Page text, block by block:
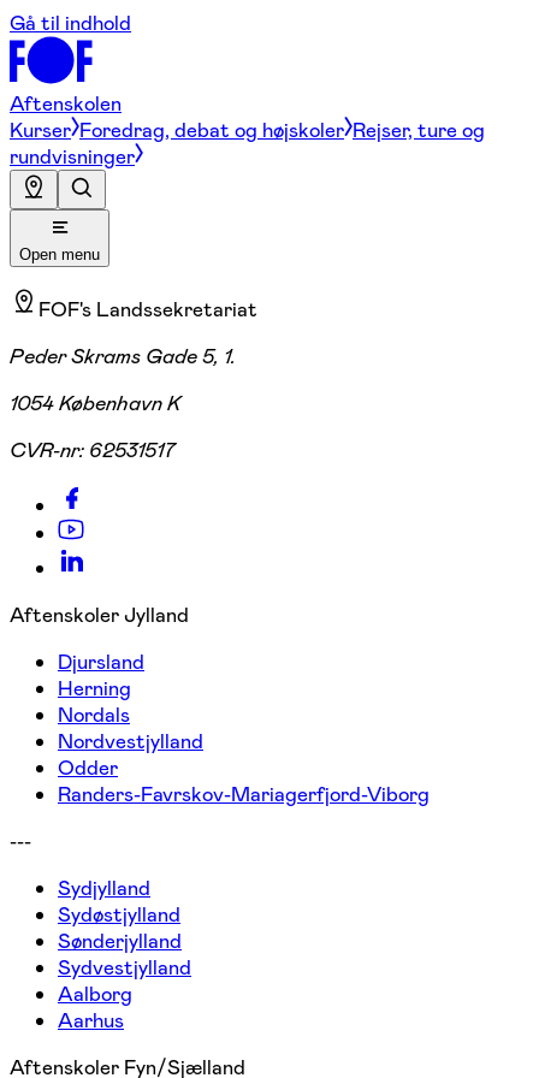
Gå til indhold
Aftenskolen
Kurser Foredrag, debat og højskoler Rejser, ture og
rundvisninger
Open menu
FOF's Landssekretariat
Peder Skrams Gade 5, 1.
1054 København K
CVR-nr: 62531517
Aftenskoler Jylland
Djursland
Herning
Nordals
Nordvestjylland
Odder
Randers-Favrskov-Mariagerfjord-Viborg
---
Sydjylland
Sydøstjylland
Sønderjylland
Sydvestjylland
Aalborg
Aarhus
Aftenskoler Fyn/Sjælland